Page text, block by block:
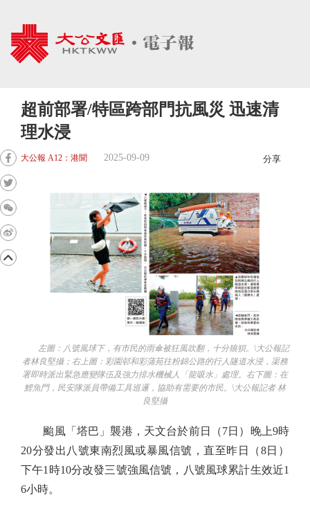
超前部署/特區跨部門抗風災 迅速清
理水浸
大公報 A12：港聞 2025-09-09 分享
左圖：八號風球下，有市民的雨傘被狂風吹翻，十分狼狽。\大公報記
者林良堅攝；右上圖：彩園邨和彩蒲苑往粉錦公路的行人隧道水浸，渠務
署即時派出緊急應變隊伍及強力排水機械人「龍吸水」處理。右下圖：在
鯉魚門，民安隊派員帶備工具巡邏，協助有需要的市民。\大公報記者 林
良堅攝
颱風「塔巴」襲港，天文台於前日（7日）晚上9時
20分發出八號東南烈風或暴風信號，直至昨日（8日）
下午1時10分改發三號強風信號，八號風球累計生效近1
6小時。